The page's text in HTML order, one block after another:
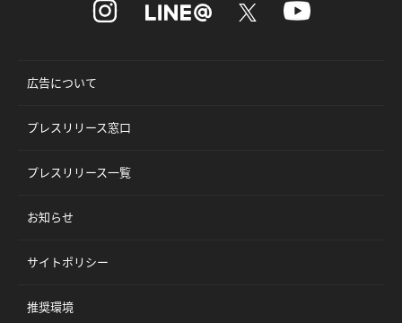
広告について
プレスリリース窓口
プレスリリース一覧
お知らせ
サイトポリシー
推奨環境